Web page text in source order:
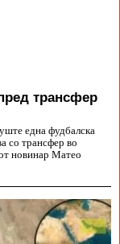
трансфер
една фудбалска
со трансфер во
новинар Матео